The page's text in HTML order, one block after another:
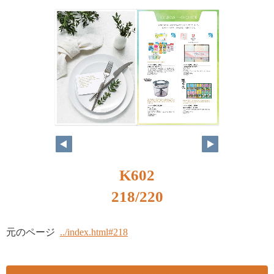
K602
218/220
元のページ ../index.html#218